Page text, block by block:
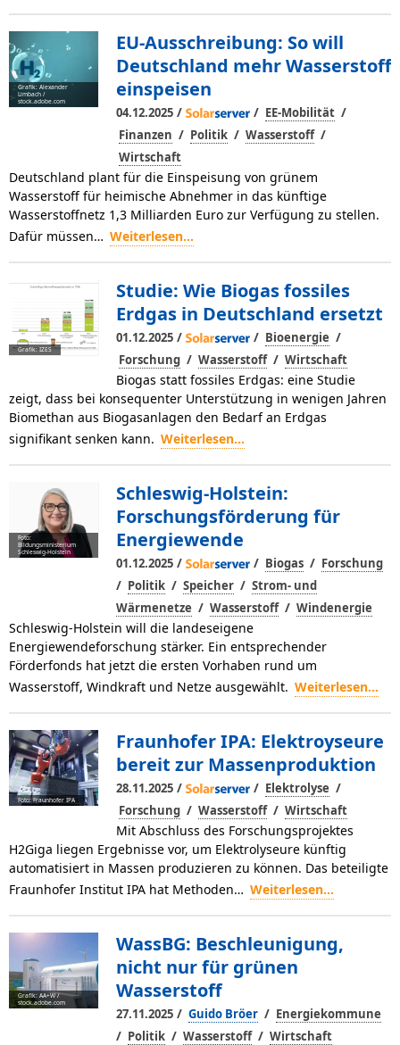
Grafik: Alexander
Limbach /
stock.adobe.com
EU-Ausschreibung: So will
Deutschland mehr Wasserstoff
einspeisen
04.12.2025 / / EE-Mobilität /
Finanzen / Politik / Wasserstoff /
Wirtschaft
Deutschland plant für die Einspeisung von grünem
Wasserstoff für heimische Abnehmer in das künftige
Wasserstoffnetz 1,3 Milliarden Euro zur Verfügung zu stellen.
Dafür müssen… Weiterlesen...
Grafik: IZES
Studie: Wie Biogas fossiles
Erdgas in Deutschland ersetzt
01.12.2025 / / Bioenergie /
Forschung / Wasserstoff / Wirtschaft
Biogas statt fossiles Erdgas: eine Studie
zeigt, dass bei konsequenter Unterstützung in wenigen Jahren
Biomethan aus Biogasanlagen den Bedarf an Erdgas
signifikant senken kann. Weiterlesen...
Foto:
Bildungsministerium
Schleswig-Holstein
Schleswig-Holstein:
Forschungsförderung für
Energiewende
01.12.2025 / / Biogas / Forschung
/ Politik / Speicher / Strom- und
Wärmenetze / Wasserstoff / Windenergie
Schleswig-Holstein will die landeseigene
Energiewendeforschung stärker. Ein entsprechender
Förderfonds hat jetzt die ersten Vorhaben rund um
Wasserstoff, Windkraft und Netze ausgewählt. Weiterlesen...
Foto: Fraunhofer IPA
Fraunhofer IPA: Elektroyseure
bereit zur Massenproduktion
28.11.2025 / / Elektrolyse /
Forschung / Wasserstoff / Wirtschaft
Mit Abschluss des Forschungsprojektes
H2Giga liegen Ergebnisse vor, um Elektrolyseure künftig
automatisiert in Massen produzieren zu können. Das beteiligte
Fraunhofer Institut IPA hat Methoden… Weiterlesen...
Grafik: AA+W /
stock.adobe.com
WassBG: Beschleunigung,
nicht nur für grünen
Wasserstoff
27.11.2025 / Guido Bröer / Energiekommune
/ Politik / Wasserstoff / Wirtschaft